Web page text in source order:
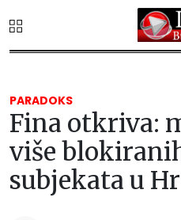
PARADOKS
Fina otkriva:
više
subjekata u